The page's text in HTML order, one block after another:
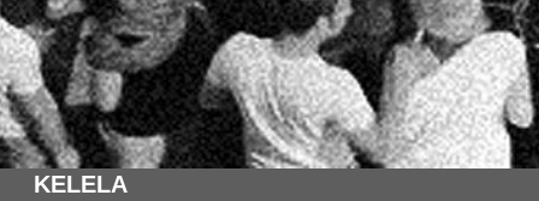
KELELA